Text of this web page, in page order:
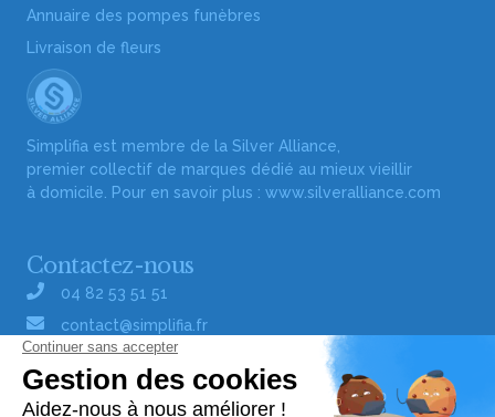
Annuaire des pompes funèbres
Livraison de fleurs
Simplifia est membre de la Silver Alliance,
premier collectif de marques dédié au mieux vieillir
à domicile. Pour en savoir plus : www.silveralliance.com
Contactez-nous
04 82 53 51 51
contact@simplifia.fr
Réseaux sociaux